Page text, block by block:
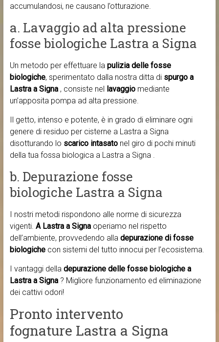
accumulandosi, ne causano l’otturazione.
a. Lavaggio ad alta pressione
fosse biologiche Lastra a Signa
Un metodo per effettuare la pulizia delle fosse
biologiche, sperimentato dalla nostra ditta di spurgo a
Lastra a Signa , consiste nel lavaggiomediante
un’apposita pompa ad alta pressione.
Il getto, intenso e potente, è in grado di eliminare ogni
genere di residuo per cisterne a Lastra a Signa
disotturando lo scarico intasatonel giro di pochi minuti
della tua fossa biologica a Lastra a Signa .
b. Depurazione fosse
biologiche Lastra a Signa
I nostri metodi rispondono alle norme di sicurezza
vigenti. A Lastra a Signa operiamo nel rispetto
dell’ambiente, provvedendo alla depurazione di fosse
biologichecon sistemi del tutto innocui per l’ecosistema.
I vantaggi della depurazione delle fosse biologiche a
Lastra a Signa ? Migliore funzionamento ed eliminazione
dei cattivi odori!
Pronto intervento
fognature Lastra a Signa